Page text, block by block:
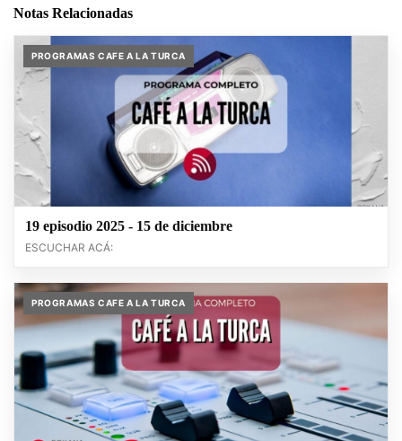
Notas Relacionadas
PROGRAMAS CAFE A LA TURCA
19 episodio 2025 - 15 de diciembre
ESCUCHAR ACÁ:
PROGRAMAS CAFE A LA TURCA